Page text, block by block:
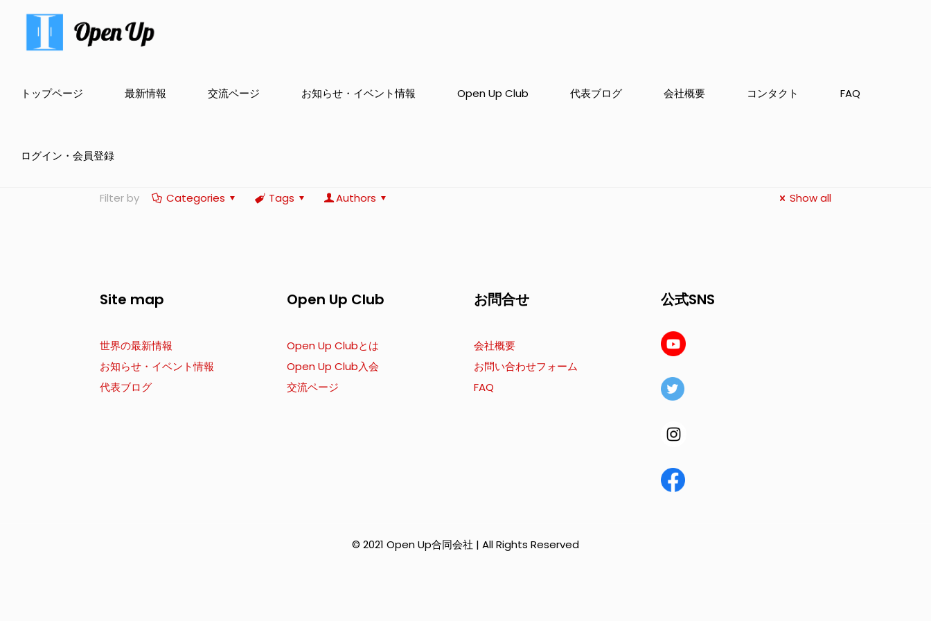
トップページ 最新情報 交流ページ お知らせ・イベント情報 Open Up Club 代表ブログ 会社概要 コンタクト FAQ
ログイン・会員登録
Filter by Categories Tags Authors Show all
Site map
世界の最新情報
お知らせ・イベント情報
代表ブログ
Open Up Club
Open Up Clubとは
Open Up Club入会
交流ページ
お問合せ
会社概要
お問い合わせフォーム
FAQ
公式SNS
© 2021 Open Up合同会社 | All Rights Reserved